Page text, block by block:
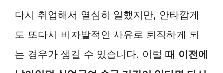
다시 취업해서 열심히 일했지만, 안타깝게
도 또다시 비자발적인 사유로 퇴직하게 되
는 경우가 생길 수 있습니다. 이럴 때 이전에